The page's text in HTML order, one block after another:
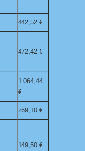
442,52 €
472,42 €
1.064,44
€
269,10 €
149,50 €